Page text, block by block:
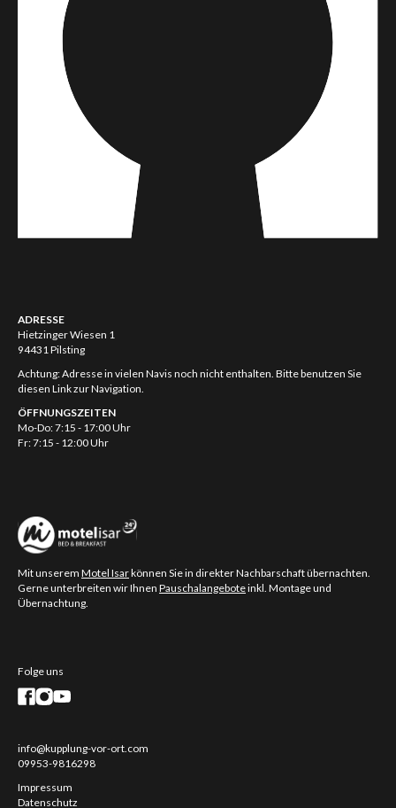
ADRESSE
Hietzinger Wiesen 1
94431 Pilsting
Achtung: Adresse in vielen Navis noch nicht enthalten. Bitte benutzen Sie
diesen Link zur Navigation.
ÖFFNUNGSZEITEN
Mo-Do: 7:15 - 17:00 Uhr
Fr: 7:15 - 12:00 Uhr
Mit unserem Motel Isarkönnen Sie in direkter Nachbarschaft übernachten.
Gerne unterbreiten wir Ihnen Pauschalangeboteinkl. Montage und
Übernachtung.
Folge uns
info@kupplung-vor-ort.com
09953-9816298
Impressum
Datenschutz